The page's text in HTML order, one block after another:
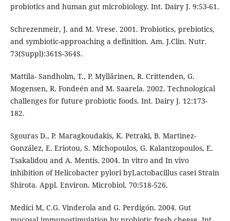
probiotics and human gut microbiology. Int. Dairy J. 9:53-61.
Schrezenmeir, J. and M. Vrese. 2001. Probiotics, prebiotics,
and symbiotic-approaching a definition. Am. J.Clin. Nutr.
73(Suppl):361S-364S.
Mattila- Sandholm, T., P. Myllärinen, R. Crittenden, G.
Mogensen, R. Fondeén and M. Saarela. 2002. Technological
challenges for future probiotic foods. Int. Dairy J. 12:173-
182.
Sgouras D., P. Maragkoudakis, K. Petraki, B. Martinez-
González, E. Eriotou, S. Michopoulos, G. Kalantzopoulos, E.
Tsakalidou and A. Mentis. 2004. In vitro and In vivo
inhibition of Helicobacter pylori byLactobacillus casei Strain
Shirota. Appl. Environ. Microbiol. 70:518-526.
Medici M, C.G. Vinderola and G. Perdigón. 2004. Gut